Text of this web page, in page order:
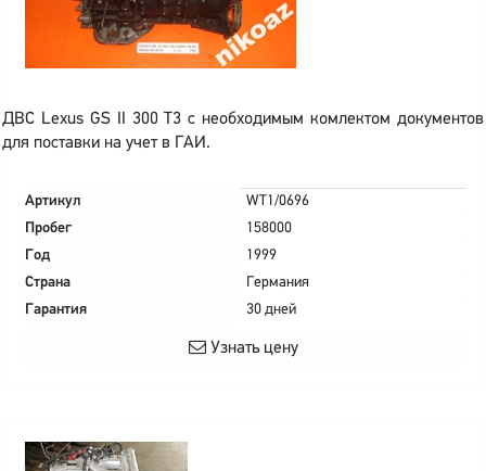
ДВС Lexus GS II 300 T3 с необходимым комлектом документов
для поставки на учет в ГАИ.
Артикул
WT1/0696
Пробег
158000
Год
1999
Страна
Германия
Гарантия
30 дней
Узнать цену